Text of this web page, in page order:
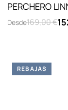
PERCHERO
Desde169,00 €
REBAJAS